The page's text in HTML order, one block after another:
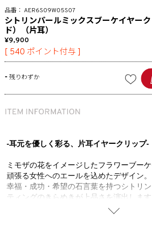
AER6S09W05S07
シトリンパールミックスブーケイヤー
ド）（片耳）
9,900
[ 540 ポイント付与 ]
- 残りわずか
-耳元を優しく彩る、片耳イヤークリップ-
ミモザの花をイメージしたフラワーブー
頑張る女性へのエールを込めたデザイン。
幸福・成功・希望の石言葉を持つシトリ
ティングのきらめきが上品さを演出します
耳たぶに寄り添うフォルムが自然にフィ